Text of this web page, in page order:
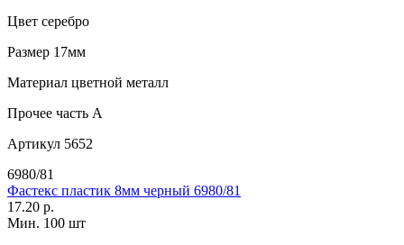
Цвет серебро
Размер 17мм
Материал цветной металл
Прочее часть A
Артикул 5652
6980/81
Фастекс пластик 8мм черный 6980/81
17.20 р.
Мин. 100 шт